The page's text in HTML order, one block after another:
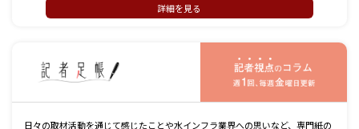
詳細を見る
日々の取材活動を通じて感じたことや水インフラ業界への思いなど、専門紙の